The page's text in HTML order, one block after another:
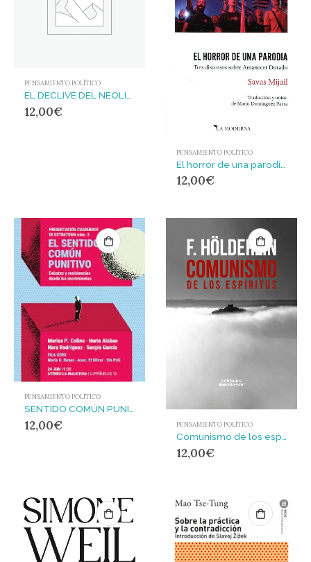
PENSAMIENTO POLÍTICO
12,00€
PENSAMIENTO POLÍTICO
12,00€
PENSAMIENTO POLÍTICO
SENTIDO COMÚN PUNITIVO, EL – CdE#03 : Debates y resistencias desde los movimientos
12,00€ PENSAMIENTO POLÍTICO
Comunismo de los espíritus
12,00€